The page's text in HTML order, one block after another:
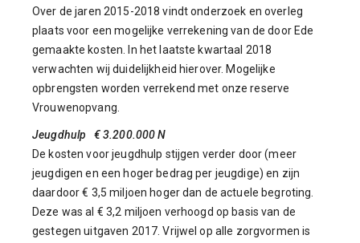
Over de jaren 2015-2018 vindt onderzoek en overleg
plaats voor een mogelijke verrekening van de door Ede
gemaakte kosten. In het laatste kwartaal 2018
verwachten wij duidelijkheid hierover. Mogelijke
opbrengsten worden verrekend met onze reserve
Vrouwenopvang.
Jeugdhulp € 3.200.000 N
De kosten voor jeugdhulp stijgen verder door (meer
jeugdigen en een hoger bedrag per jeugdige) en zijn
daardoor € 3,5 miljoen hoger dan de actuele begroting.
Deze was al € 3,2 miljoen verhoogd op basis van de
gestegen uitgaven 2017. Vrijwel op alle zorgvormen is